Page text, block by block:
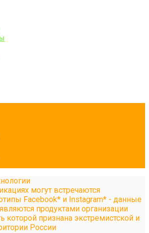
могут встречаются
Facebook* и Instagram* - данные
продуктами организации
которой признана экстремистской и
России